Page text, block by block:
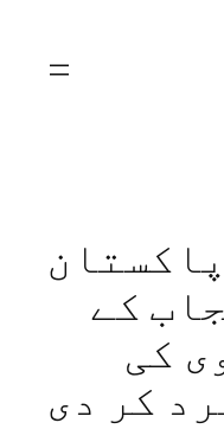
کے
کی
کر دی